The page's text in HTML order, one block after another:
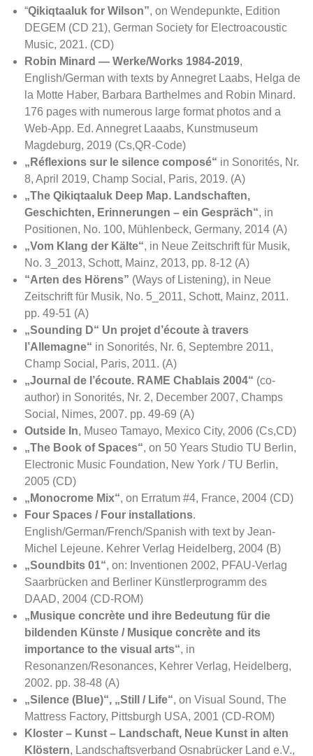
“Qikiqtaaluk for Wilson”, on Wendepunkte, Edition
DEGEM (CD 21), German Society for Electroacoustic
Music, 2021. (CD)
Robin Minard — Werke/Works 1984-2019,
English/German with texts by Annegret Laabs, Helga de
la Motte Haber, Barbara Barthelmes and Robin Minard.
176 pages with numerous large format photos and a
Web-App. Ed. Annegret Laaabs, Kunstmuseum
Magdeburg, 2019 (Cs,QR-Code)
„Réflexions sur le silence composé“ in Sonorités, Nr.
8, April 2019, Champ Social, Paris, 2019. (A)
„The Qikiqtaaluk Deep Map. Landschaften,
Geschichten, Erinnerungen – ein Gespräch“, in
Positionen, No. 100, Mühlenbeck, Germany, 2014 (A)
„Vom Klang der Kälte“, in Neue Zeitschrift für Musik,
No. 3_2013, Schott, Mainz, 2013, pp. 8-12 (A)
“Arten des Hörens” (Ways of Listening), in Neue
Zeitschrift für Musik, No. 5_2011, Schott, Mainz, 2011.
pp. 49-51 (A)
„Sounding D“ Un projet d’écoute à travers
l’Allemagne“ in Sonorités, Nr. 6, Septembre 2011,
Champ Social, Paris, 2011. (A)
„Journal de l’écoute. RAME Chablais 2004“ (co-
author) in Sonorités, Nr. 2, December 2007, Champs
Social, Nimes, 2007. pp. 49-69 (A)
Outside In, Museo Tamayo, Mexico City, 2006 (Cs,CD)
„The Book of Spaces“, on 50 Years Studio TU Berlin,
Electronic Music Foundation, New York / TU Berlin,
2005 (CD)
„Monocrome Mix“, on Erratum #4, France, 2004 (CD)
Four Spaces / Four installations.
English/German/French/Spanish with text by Jean-
Michel Lejeune. Kehrer Verlag Heidelberg, 2004 (B)
„Soundbits 01“, on: Inventionen 2002, PFAU-Verlag
Saarbrücken and Berliner Künstlerprogramm des
DAAD, 2004 (CD-ROM)
„Musique concrète und ihre Bedeutung für die
bildenden Künste / Musique concrète and its
importance to the visual arts“, in
Resonanzen/Resonances, Kehrer Verlag, Heidelberg,
2002. pp. 38-48 (A)
„Silence (Blue)“, „Still / Life“, on Visual Sound, The
Mattress Factory, Pittsburgh USA, 2001 (CD-ROM)
Kloster – Kunst – Landschaft, Neue Kunst in alten
Klöstern, Landschaftsverband Osnabrücker Land e.V.,